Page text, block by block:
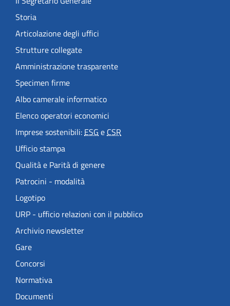
Storia
Articolazione degli uffici
Strutture collegate
Amministrazione trasparente
Specimen firme
Albo camerale informatico
Elenco operatori economici
Imprese sostenibili:ESGeCSR
Ufficio stampa
Qualità e Parità di genere
Patrocini - modalità
Logotipo
URP - ufficio relazioni con il pubblico
Archivio newsletter
Gare
Concorsi
Normativa
Documenti